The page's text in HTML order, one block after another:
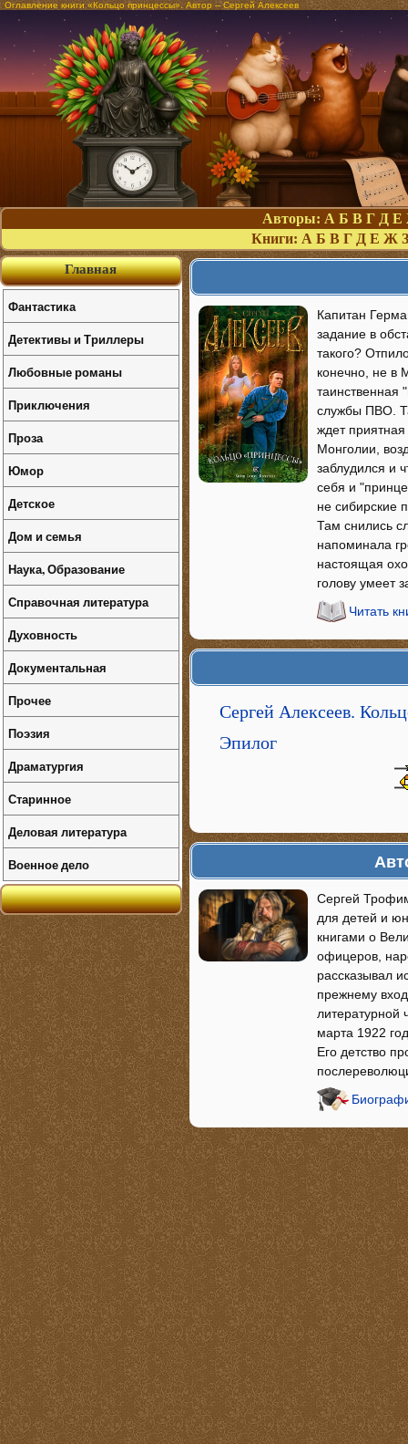
Оглавление книги «Кольцо принцессы». Автор – Сергей Алексеев
Авторы: А Б В Г Д Е
Книги: А Б В Г Д Е Ж З
Капитан
задание в
такого?
конечно, не в
таинственная
службы ПВО.
ждет
Монголии,
заблудился и
себя и
не сибирские
Там снились
напоминала
настоящая
голову умеет
Читать
Сергей Алексеев.
Эпилог
Сергей
для детей и
книгами о
офицеров,
рассказывал
прежнему
литературной
марта 1922
Его детство
Главная
Фантастика
Детективы и Триллеры
Любовные романы
Приключения
Проза
Юмор
Детское
Дом и семья
Наука, Образование
Справочная литература
Духовность
Документальная
Прочее
Поэзия
Драматургия
Старинное
Деловая литература
Военное дело